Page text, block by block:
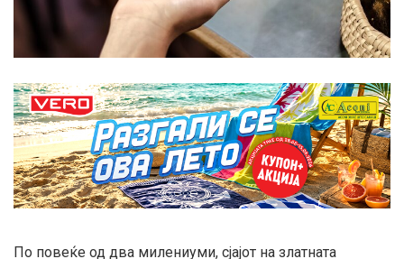
По повеќе од двa милениуми, сјајот на златната